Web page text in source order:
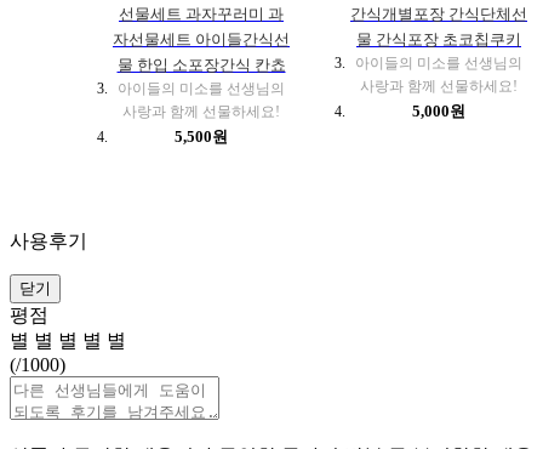
선물세트 과자꾸러미 과
자선물세트 아이들간식선
물 한입 소포장간식 칸쵸
아이들의 미소를 선생님의
사랑과 함께 선물하세요!
5,500원
간식개별포장 간식단체선
물 간식포장 초코칩쿠키
아이들의 미소를 선생님의
사랑과 함께 선물하세요!
5,000원
사용후기
닫기
평점
별 별 별 별 별
(/1000)